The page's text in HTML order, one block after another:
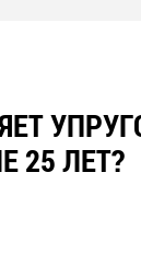
25 ЛЕТ?